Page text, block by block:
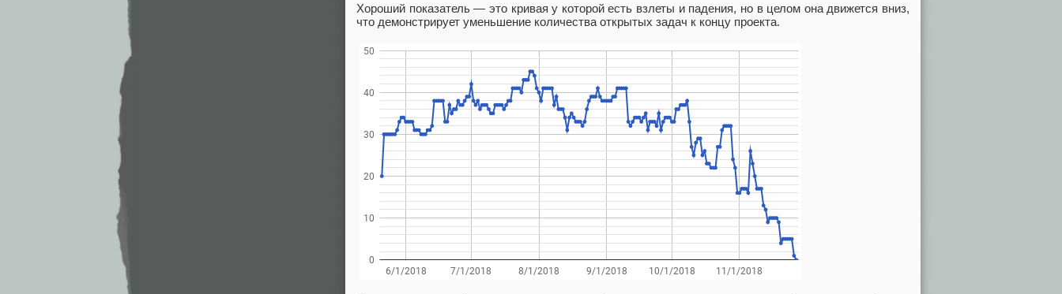
Хороший показатель — это кривая у которой есть взлеты и падения, но в целом она движется вниз,
что демонстрирует уменьшение количества открытых задач к концу проекта.